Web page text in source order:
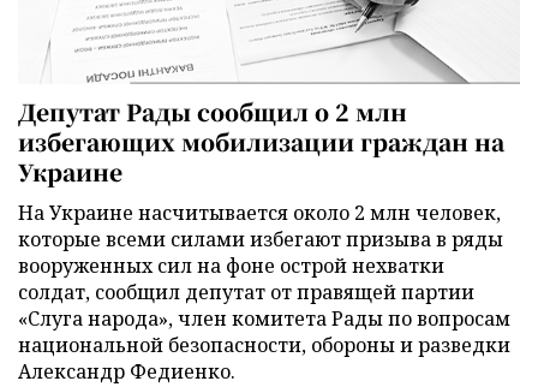
Депутат Рады сообщил о 2 млн
избегающих мобилизации граждан на
Украине
На Украине насчитывается около 2 млн человек,
которые всеми силами избегают призыва в ряды
вооруженных сил на фоне острой нехватки
солдат, сообщил депутат от правящей партии
«Слуга народа», член комитета Рады по вопросам
национальной безопасности, обороны и разведки
Александр Федиенко.